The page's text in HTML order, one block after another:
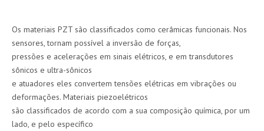
Os materiais PZT são classificados como cerâmicas funcionais. Nos
sensores, tornam possível a inversão de forças,
pressões e acelerações em sinais elétricos, e em transdutores
sônicos e ultra-sônicos
e atuadores eles convertem tensões elétricas em vibrações ou
deformações. Materiais piezoelétricos
são classificados de acordo com a sua composição química, por um
lado, e pelo específico